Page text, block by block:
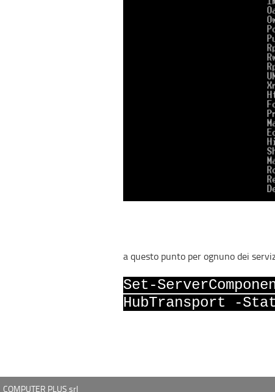
a questo punto per ognuno dei
Set-
HubTransport -
COMPUTER PLUS srl